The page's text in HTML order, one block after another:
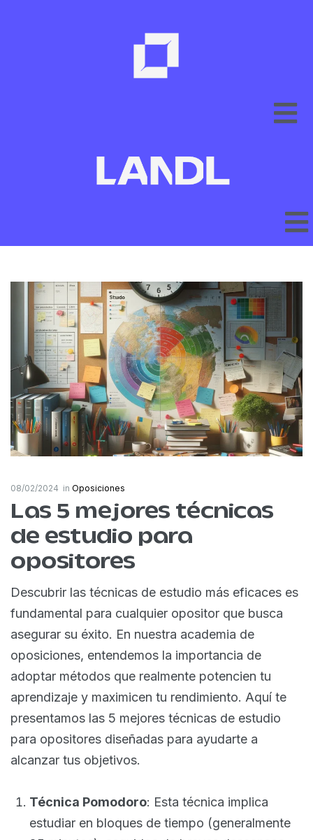
08/02/2024 in Oposiciones
Las 5 mejores técnicas
de estudio para
opositores
Descubrir las técnicas de estudio más eficaces es
fundamental para cualquier opositor que busca
asegurar su éxito. En nuestra academia de
oposiciones, entendemos la importancia de
adoptar métodos que realmente potencien tu
aprendizaje y maximicen tu rendimiento. Aquí te
presentamos las 5 mejores técnicas de estudio
para opositores diseñadas para ayudarte a
alcanzar tus objetivos.
Técnica Pomodoro: Esta técnica implica
estudiar en bloques de tiempo (generalmente